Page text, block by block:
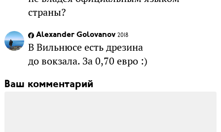
страны?
Alexander Golovanov 2018
В Вильнюсе есть дрезина
до вокзала. За 0,70 евро :)
Ваш комментарий